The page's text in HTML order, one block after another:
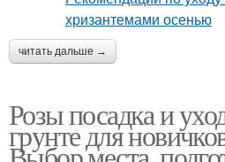
читать дальше →
Розы посадка и
грунте для